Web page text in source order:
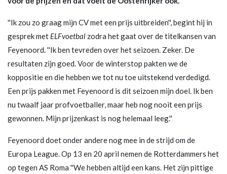
''Ik zou zo graag mijn CV met een prijs uitbreiden'', begint hij in
gesprek met ELFvoetbal zodra het gaat over de titelkansen van
Feyenoord. ''Ik ben tevreden over het seizoen. Zeker. De
resultaten zijn goed. Voor de winterstop pakten we de
koppositie en die hebben we tot nu toe uitstekend verdedigd.
Een prijs pakken met Feyenoord is dit seizoen mijn doel. Ik ben
nu twaalf jaar profvoetballer, maar heb nog nooit een prijs
gewonnen. Mijn prijzenkast is nog helemaal leeg.''
Feyenoord doet onder andere nog mee in de strijd om de
Europa League. Op 13 en 20 april nemen de Rotterdammers het
op tegen AS Roma ''We hebben altijd een kans. Het zijn pittige